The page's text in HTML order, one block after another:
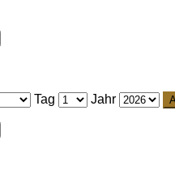
Tag Jahr